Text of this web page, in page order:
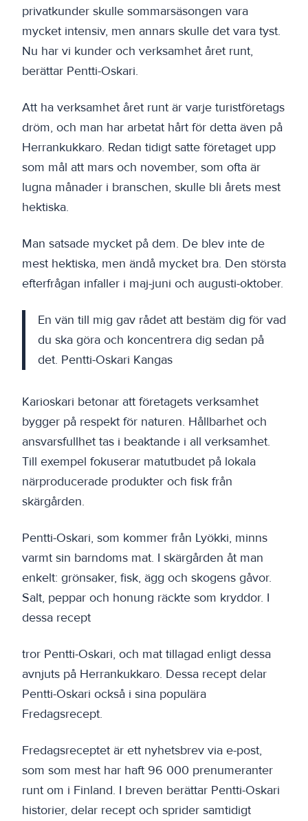
privatkunder skulle sommarsäsongen vara
mycket intensiv, men annars skulle det vara tyst.
Nu har vi kunder och verksamhet året runt,
berättar Pentti-Oskari.
Att ha verksamhet året runt är varje turistföretags
dröm, och man har arbetat hårt för detta även på
Herrankukkaro. Redan tidigt satte företaget upp
som mål att mars och november, som ofta är
lugna månader i branschen, skulle bli årets mest
hektiska.
Man satsade mycket på dem. De blev inte de
mest hektiska, men ändå mycket bra. Den största
efterfrågan infaller i maj-juni och augusti-oktober.
En vän till mig gav rådet att bestäm dig för vad
du ska göra och koncentrera dig sedan på
det. Pentti-Oskari Kangas
Karioskari betonar att företagets verksamhet
bygger på respekt för naturen. Hållbarhet och
ansvarsfullhet tas i beaktande i all verksamhet.
Till exempel fokuserar matutbudet på lokala
närproducerade produkter och fisk från
skärgården.
Pentti-Oskari, som kommer från Lyökki, minns
varmt sin barndoms mat. I skärgården åt man
enkelt: grönsaker, fisk, ägg och skogens gåvor.
Salt, peppar och honung räckte som kryddor. I
dessa recept
tror Pentti-Oskari, och mat tillagad enligt dessa
avnjuts på Herrankukkaro. Dessa recept delar
Pentti-Oskari också i sina populära
Fredagsrecept.
Fredagsreceptet är ett nyhetsbrev via e-post,
som som mest har haft 96 000 prenumeranter
runt om i Finland. I breven berättar Pentti-Oskari
historier, delar recept och sprider samtidigt